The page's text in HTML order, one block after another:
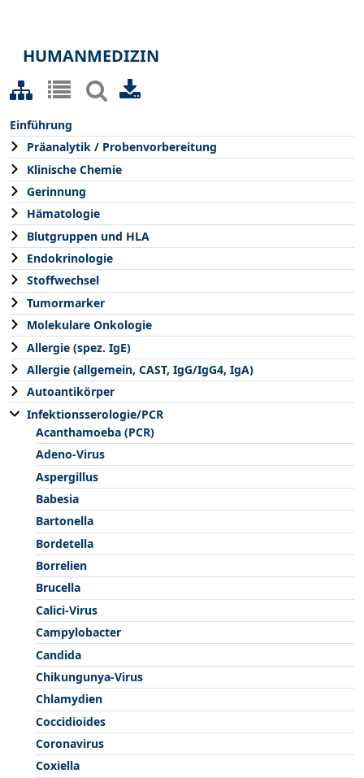
HUMANMEDIZIN
Einführung
Präanalytik / Probenvorbereitung
Klinische Chemie
Gerinnung
Hämatologie
Blutgruppen und HLA
Endokrinologie
Stoffwechsel
Tumormarker
Molekulare Onkologie
Allergie (spez. IgE)
Allergie (allgemein, CAST, IgG/IgG4, IgA)
Autoantikörper
Infektionsserologie/PCR
Acanthamoeba (PCR)
Adeno-Virus
Aspergillus
Babesia
Bartonella
Bordetella
Borrelien
Brucella
Calici-Virus
Campylobacter
Candida
Chikungunya-Virus
Chlamydien
Coccidioides
Coronavirus
Coxiella